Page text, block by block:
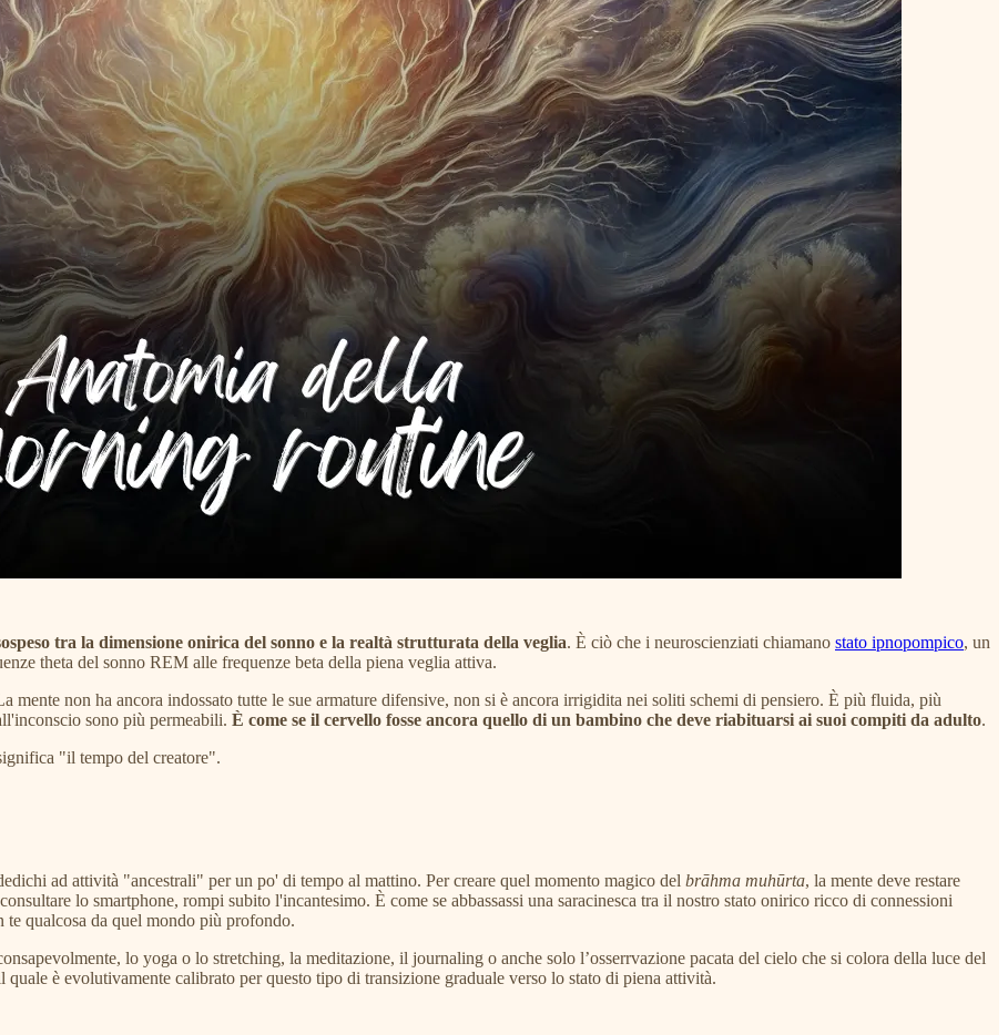
tra la dimensione onirica del sonno e la realtà strutturata della veglia. È ciò che i neuroscienziati chiamano stato ipnopompico, un
theta del sonno REM alle frequenze beta della piena veglia attiva.
mente non ha ancora indossato tutte le sue armature difensive, non si è ancora irrigidita nei soliti schemi di pensiero. È più fluida, più
sono più permeabili. È come se il cervello fosse ancora quello di un bambino che deve riabituarsi ai suoi compiti da adulto.
"il tempo del creatore".
ad attività "ancestrali" per un po' di tempo al mattino. Per creare quel momento magico del brāhma muhūrta, la mente deve restare
lo smartphone, rompi subito l'incantesimo. È come se abbassassi una saracinesca tra il nostro stato onirico ricco di connessioni
qualcosa da quel mondo più profondo.
lo yoga o lo stretching, la meditazione, il journaling o anche solo l’osserrvazione pacata del cielo che si colora della luce del
quale è evolutivamente calibrato per questo tipo di transizione graduale verso lo stato di piena attività.